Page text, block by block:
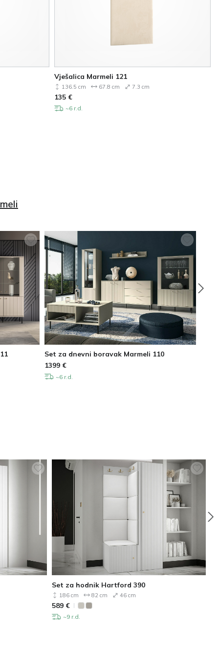
Vješalica Marmeli 121
136.5 cm 67.8 cm 7.3 cm
135 €
~6 r.d.
Set za dnevni boravak Marmeli 110
1399 €
~6 r.d.
Set za hodnik Hartford 390
186 cm 82 cm 46 cm
589 €
~9 r.d.